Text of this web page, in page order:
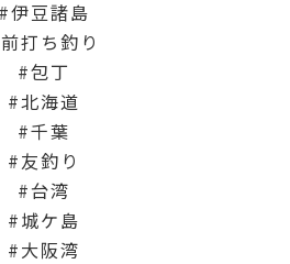
伊豆諸島
前打ち釣り
包丁
北海道
千葉
友釣り
台湾
城ケ島
大阪湾